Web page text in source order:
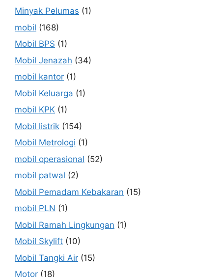
Minyak Pelumas (1)
mobil (168)
Mobil BPS (1)
Mobil Jenazah (34)
mobil kantor (1)
Mobil Keluarga (1)
mobil KPK (1)
Mobil listrik (154)
Mobil Metrologi (1)
mobil operasional (52)
mobil patwal (2)
Mobil Pemadam Kebakaran (15)
mobil PLN (1)
Mobil Ramah Lingkungan (1)
Mobil Skylift (10)
Mobil Tangki Air (15)
Motor (18)